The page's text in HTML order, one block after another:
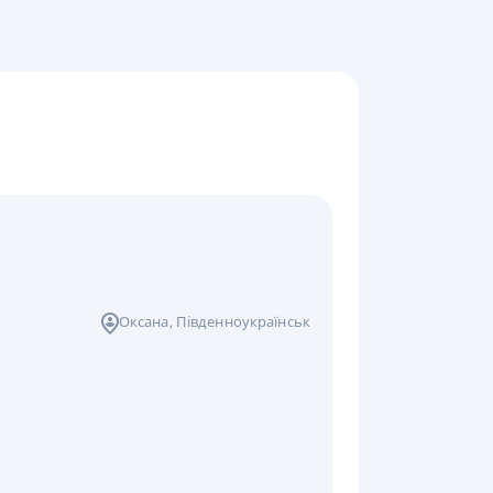
Оксана, Південноукраїнськ